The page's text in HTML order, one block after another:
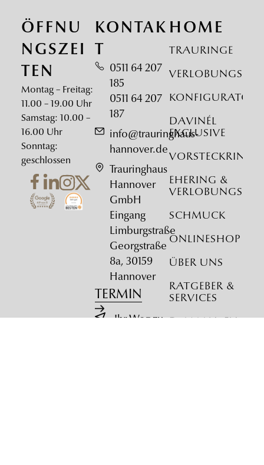
HOME
Trauringe
Konfigurator
DAVINÉL
Exclusive
Vorsteckringe
Ehering &
Schmuck
Onlineshop
Über uns
Ratgeber &
Services
KONTAK
T
0511 64 207
185
0511 64 207
187
info@trauringhaus-
hannover.de
Trauringhaus
Hannover
GmbH
Eingang
Limburgstraße
Georgstraße
8a, 30159
Hannover
TERMIN
Ihr Weg zu
ÖFFNU
NGSZEI
TEN
Montag – Freitag:
11.00 – 19.00 Uhr
Samstag: 10.00 –
16.00 Uhr
Sonntag:
geschlossen